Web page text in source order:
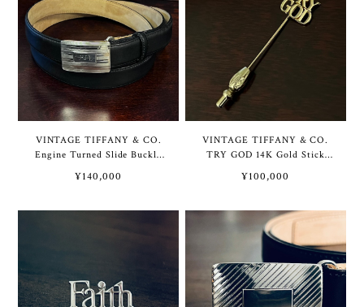
42インチ
VINTAGE TIFFANY & CO.
Engine Turned Slide Buckle
Sterling Silver / Black Calf
Leather Belt 40” | ヴィンテ
ターン スライド バックル ス
¥140,000
VINTAGE TIFFANY & CO.
TRY GOD 14K Gold Stick
Pin Deadstock | ヴィンテー
ジ ティファニー TRY GOD
ン デッドストック
¥100,000